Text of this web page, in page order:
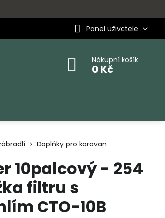
Panel uživatele
Nákupní košík
0 Kč
Doplňky pro karavan
10palcový - 254
filtru s
CTO-10B